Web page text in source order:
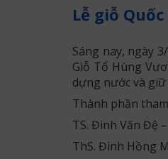
Lễ giỗ
Sáng nay, ngày
Giỗ Tổ Hùng
dựng nước và giữ
Thành phần
TS. Đinh Văn Đệ
ThS. Đinh Hồng